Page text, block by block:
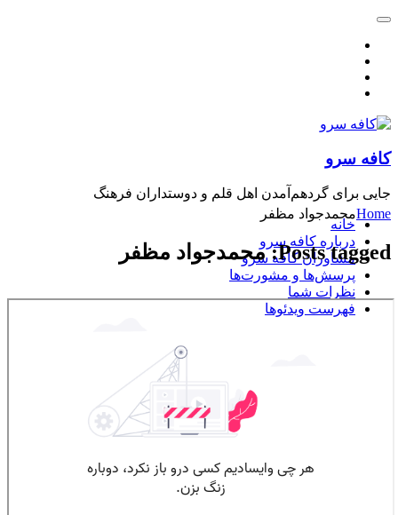
کافه سرو
جایی برای گردهم‌آمدن اهل قلم و دوستداران فرهنگ
خانه
درباره کافه سرو
مشاوران کافه سرو
پرسش‌ها و مشورت‌ها
نظرات شما
فهرست ویدئوها
Homeمحمدجواد مظفر
Posts tagged: محمدجواد مظفر